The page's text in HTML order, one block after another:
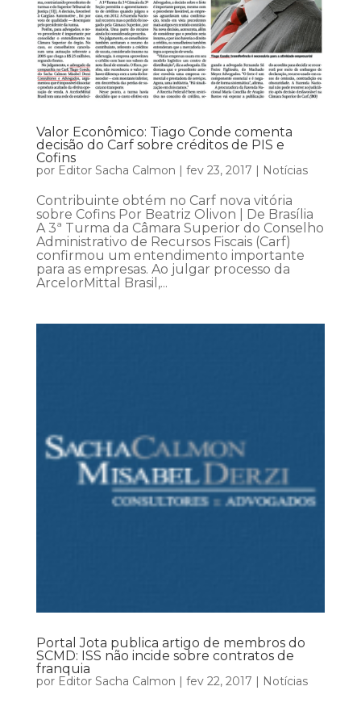
Valor Econômico: Tiago Conde comenta
decisão do Carf sobre créditos de PIS e
Cofins
por Editor Sacha Calmon | fev 23, 2017 | Notícias
Contribuinte obtém no Carf nova vitória
sobre Cofins Por Beatriz Olivon | De Brasília
A 3ª Turma da Câmara Superior do Conselho
Administrativo de Recursos Fiscais (Carf)
confirmou um entendimento importante
para as empresas. Ao julgar processo da
ArcelorMittal Brasil,...
Portal Jota publica artigo de membros do
SCMD: ISS não incide sobre contratos de
franquia
por Editor Sacha Calmon fev 22, 2017 Notícias